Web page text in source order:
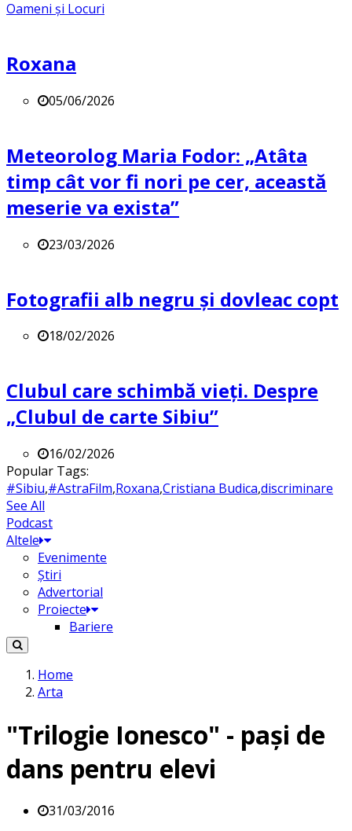
Oameni și Locuri
Roxana
05/06/2026
Meteorolog Maria Fodor: „Atâta
timp cât vor fi nori pe cer, această
meserie va exista”
23/03/2026
Fotografii alb negru și dovleac copt
18/02/2026
Clubul care schimbă vieți. Despre
„Clubul de carte Sibiu”
16/02/2026
Popular Tags:
#Sibiu,#AstraFilm,Roxana,Cristiana Budica,discriminare
See All
Podcast
Altele
Evenimente
Știri
Advertorial
Proiecte
Bariere
Home
Arta
"Trilogie Ionesco" - pași de
dans pentru elevi
31/03/2016